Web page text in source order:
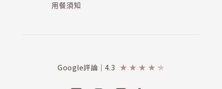
用餐須知
Google評論｜4.3 ★ ★ ★ ★ ★